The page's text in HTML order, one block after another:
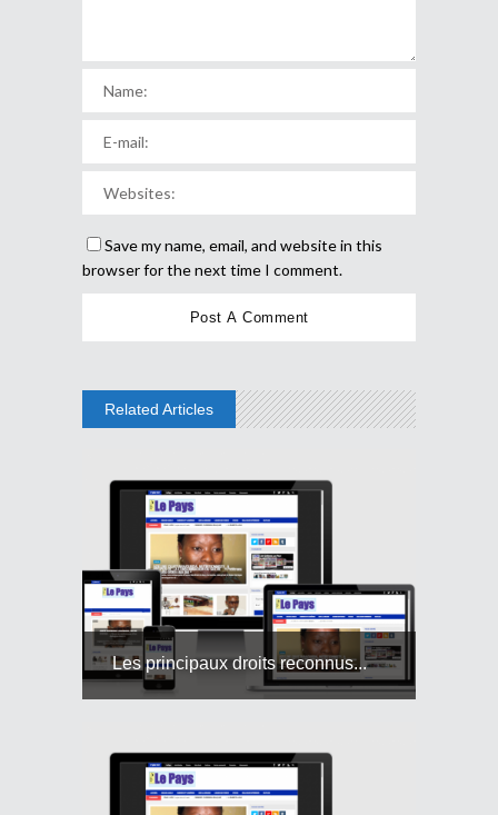
Save my name, email, and website in this
browser for the next time I comment.
Related Articles
Les principaux droits reconnus...